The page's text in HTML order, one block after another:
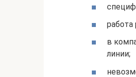
работа
в
линии;